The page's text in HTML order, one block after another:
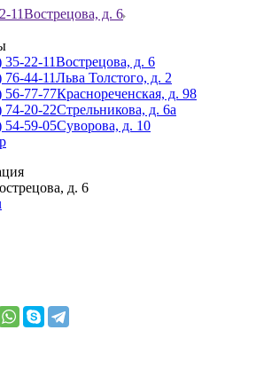
11Вострецова, д. 6
22-11Вострецова, д. 6
44-11Льва Толстого, д. 2
56-77-77Краснореченская, д. 98
74-20-22Стрельникова, д. 6а
54-59-05Суворова, д. 10
д. 6